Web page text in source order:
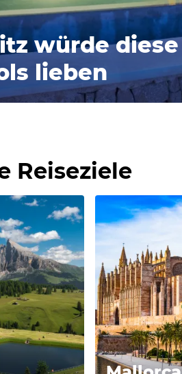
würde diese
lieben
Reiseziele